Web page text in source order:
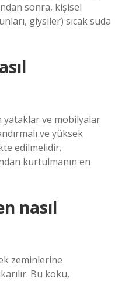
sonra, kişisel
giysiler) sıcak suda
yataklar ve mobilyalar
ve yüksek
edilmelidir.
kurtulmanın en
nasıl
zeminlerine
Bu koku,